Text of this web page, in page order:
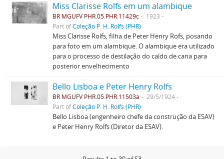
Miss Clarisse Rolfs em um alambique
BR MGUFV PHR.05.PHR.11429c
1923
Part ofColeção P. H. Rolfs (PHR)
Miss Clarisse Rolfs, filha de Peter Henry Rofs, posando
para foto em um alambique. O alambique era utilizado
para o processo de destilação do caldo de cana para
posterior envelhecimento
Bello Lisboa e Peter Henry Rolfs
BR MGUFV PHR.05.PHR.11503a
29/5/1924
Part ofColeção P. H. Rolfs (PHR)
Bello Lisboa (engenheiro chefe da construção da ESAV)
e Peter Henry Rolfs (Diretor da ESAV).